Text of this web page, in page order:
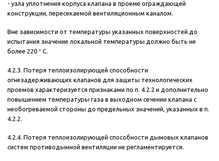
- узла уплотнения корпуса клапана в проеме ограждающей
конструкции, пересекаемой вентиляционным каналом.
Вне зависимости от температуры указанных поверхностей до
испытания значение локальной температуры должно быть не
более 220 ° С.
4.2.3. Потеря теплоизолирующей способности
огнезадерживающих клапанов для защиты технологических
проемов характеризуется признаками по п. 4.2.2 и дополнительно
повышением температуры газа в выходном сечении клапана с
необогреваемой стороны до предельных значений, указанных в п.
4.2.2.
4.2.4. Потеря теплоизолирующей способности дымовых клапанов
систем противодымной вентиляции не регламентируется.